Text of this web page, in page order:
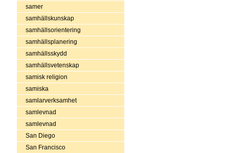
samer
samhällskunskap
samhällsorientering
samhällsplanering
samhällsskydd
samhällsvetenskap
samisk religion
samiska
samlarverksamhet
samlevnad
samlevnad
San Diego
San Francisco